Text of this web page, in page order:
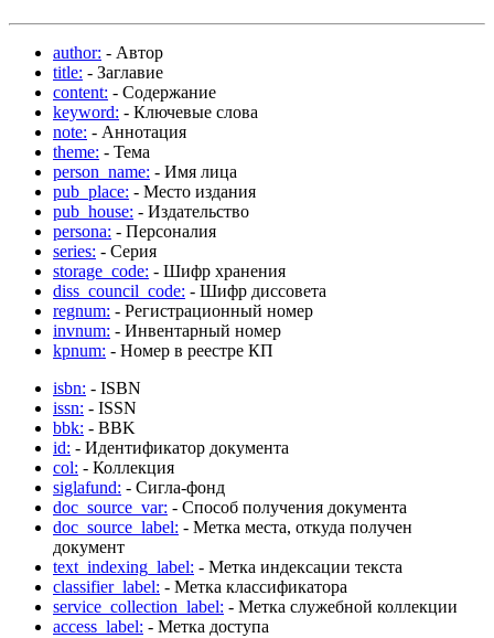
author: - Автор
title: - Заглавие
content: - Содержание
keyword: - Ключевые слова
note: - Аннотация
theme: - Тема
person_name: - Имя лица
pub_place: - Место издания
pub_house: - Издательство
persona: - Персоналия
series: - Серия
storage_code: - Шифр хранения
diss_council_code: - Шифр диссовета
regnum: - Регистрационный номер
invnum: - Инвентарный номер
kpnum: - Номер в реестре КП
isbn: - ISBN
issn: - ISSN
bbk: - BBK
id: - Идентификатор документа
col: - Коллекция
siglafund: - Сигла-фонд
doc_source_var: - Способ получения документа
doc_source_label: - Метка места, откуда получен
документ
text_indexing_label: - Метка индексации текста
classifier_label: - Метка классификатора
service_collection_label: - Метка служебной коллекции
access_label: - Метка доступа